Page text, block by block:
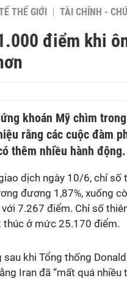
THẾ GIỚI TÀI CHÍNH -
điểm khi
khoán Mỹ chìm
rằng các cuộc đàm
thêm nhiều hành động.
dịch ngày 10/6, chỉ số
đương 1,87%, xuống
7.267 điểm. Chỉ số
thúc ở mức 25.170 điểm.
sau khi Tổng thống
Iran đã “mất quá